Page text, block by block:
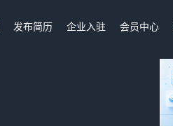
发布简历 企业入驻 会员中心